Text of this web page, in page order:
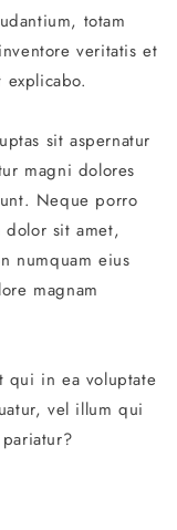
totam
veritatis et
sit aspernatur
magni dolores
Neque porro
sit amet,
numquam eius
magnam
qui in ea voluptate
vel illum qui